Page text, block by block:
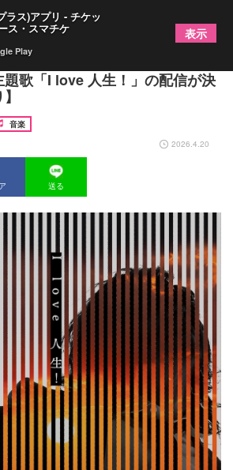
生主演ドラマ 『リボーン ～最後
歌「I love 人生！」の配信が決
音楽
2026.4.20
送る
ラス)アプリ - チケッ
ス・スマチケ
Play
表示